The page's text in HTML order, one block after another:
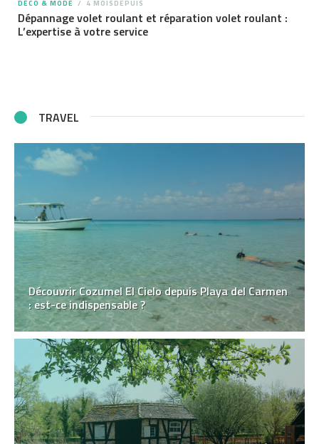
DÉCO & MODE 4 MOISDEPUIS
Dépannage volet roulant et réparation volet roulant :
L’expertise à votre service
TRAVEL
Découvrir Cozumel El Cielo depuis Playa del Carmen
: est-ce indispensable ?